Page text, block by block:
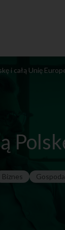
i całą Unię
Biznes